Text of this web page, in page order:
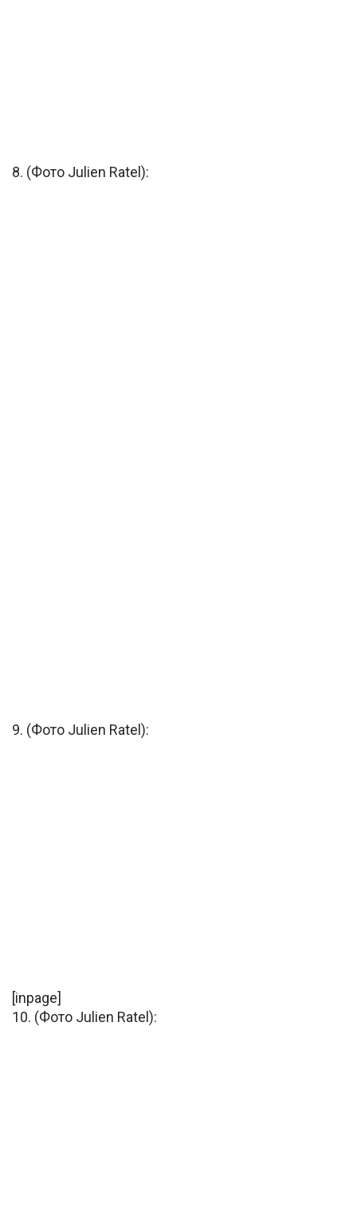
8. (Фото Julien Ratel):
9. (Фото Julien Ratel):
[inpage]
10. (Фото Julien Ratel):